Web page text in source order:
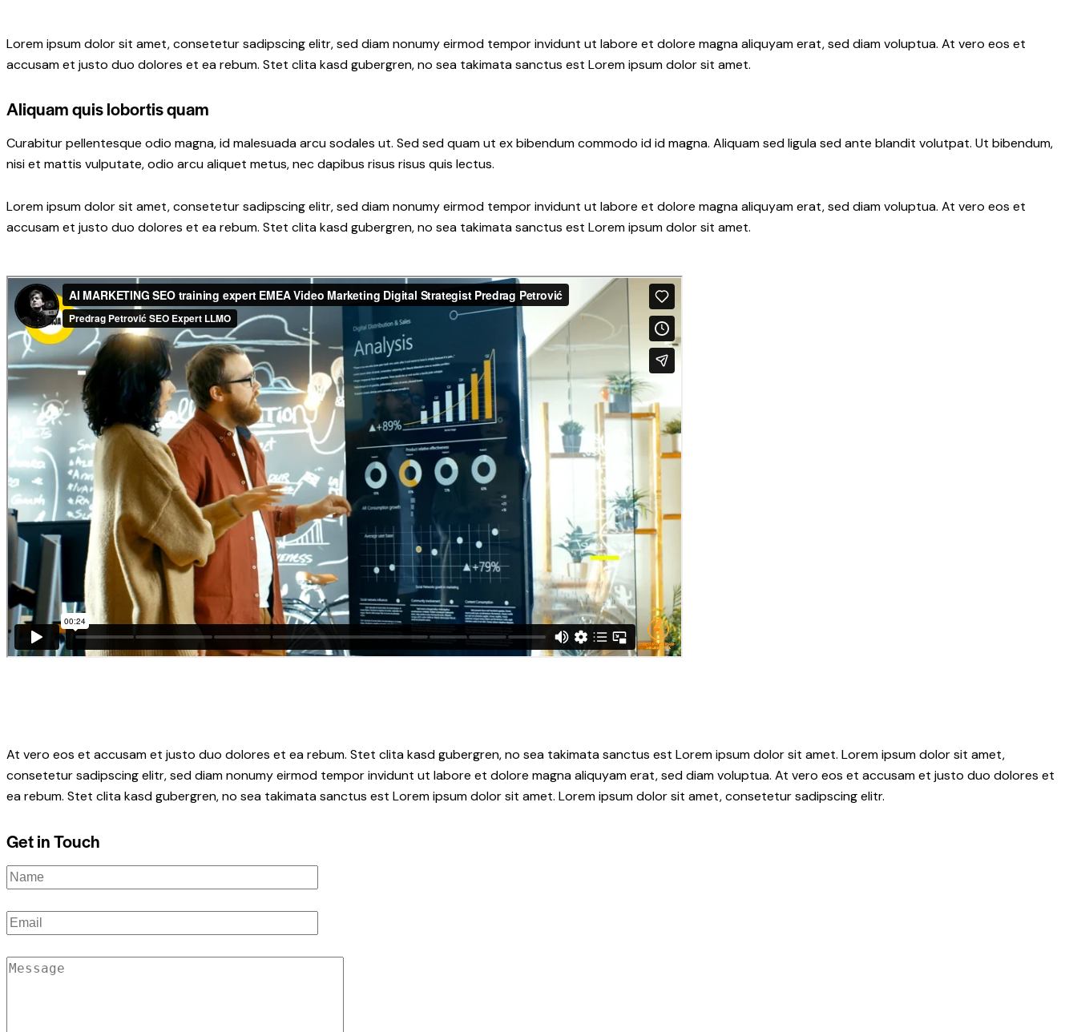
Lorem ipsum dolor sit amet, consetetur sadipscing elitr, sed diam nonumy eirmod tempor invidunt ut labore et dolore magna aliquyam erat, sed diam voluptua. At vero eos et
accusam et justo duo dolores et ea rebum. Stet clita kasd gubergren, no sea takimata sanctus est Lorem ipsum dolor sit amet.
Aliquam quis lobortis quam
Curabitur pellentesque odio magna, id malesuada arcu sodales ut. Sed sed quam ut ex bibendum commodo id id magna. Aliquam sed ligula sed ante blandit volutpat. Ut bibendum,
nisi et mattis vulputate, odio arcu aliquet metus, nec dapibus risus risus quis lectus.
Lorem ipsum dolor sit amet, consetetur sadipscing elitr, sed diam nonumy eirmod tempor invidunt ut labore et dolore magna aliquyam erat, sed diam voluptua. At vero eos et
accusam et justo duo dolores et ea rebum. Stet clita kasd gubergren, no sea takimata sanctus est Lorem ipsum dolor sit amet.
At vero eos et accusam et justo duo dolores et ea rebum. Stet clita kasd gubergren, no sea takimata sanctus est Lorem ipsum dolor sit amet. Lorem ipsum dolor sit amet,
consetetur sadipscing elitr, sed diam nonumy eirmod tempor invidunt ut labore et dolore magna aliquyam erat, sed diam voluptua. At vero eos et accusam et justo duo dolores et
ea rebum. Stet clita kasd gubergren, no sea takimata sanctus est Lorem ipsum dolor sit amet. Lorem ipsum dolor sit amet, consetetur sadipscing elitr.
Get in Touch